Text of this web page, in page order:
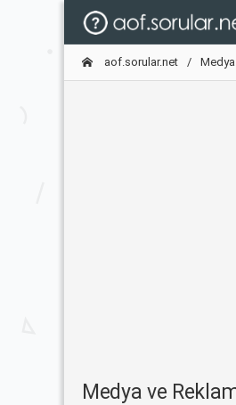
aof.sorular.net
Medya ve